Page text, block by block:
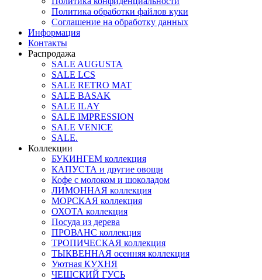
Политика обработки файлов куки
Соглашение на обработку данных
Информация
Контакты
Распродажа
SALE AUGUSTA
SALE LCS
SALE RETRO MAT
SALE BASAK
SALE ILAY
SALE IMPRESSION
SALE VENICE
SALE.
Коллекции
БУКИНГЕМ коллекция
КАПУСТА и другие овощи
Кофе с молоком и шоколадом
ЛИМОННАЯ коллекция
МОРСКАЯ коллекция
ОХОТА коллекция
Посуда из дерева
ПРОВАНС коллекция
ТРОПИЧЕСКАЯ коллекция
ТЫКВЕННАЯ осенняя коллекция
Уютная КУХНЯ
ЧЕШСКИЙ ГУСЬ